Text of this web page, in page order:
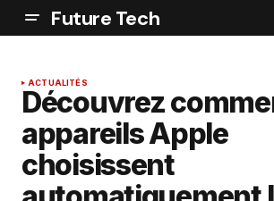
Future Tech
ACTUALITÉS
Découvrez
appareils Apple
choisissent